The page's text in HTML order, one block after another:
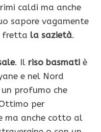
caldi ma anche
sapore vagamen­te
fretta la sazietà.
. Il riso basmati è
e nel Nord
profumo che
per
ma anche cotto al